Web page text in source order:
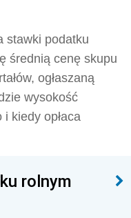
stawki podatku
średnią cenę skupu
ogłaszaną
wysokość
kiedy opłaca
rolnym